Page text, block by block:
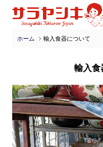
ホーム 輸入食器について
輸入食